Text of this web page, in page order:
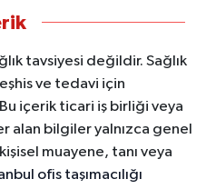
tavsiyesi değildir. Sağlık
ve tedavi için
içerik ticari iş birliği veya
alan bilgiler yalnızca genel
muayene, tanı veya
ofis taşımacılığı